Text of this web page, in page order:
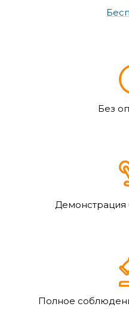
Без
Демонстрация
Полное